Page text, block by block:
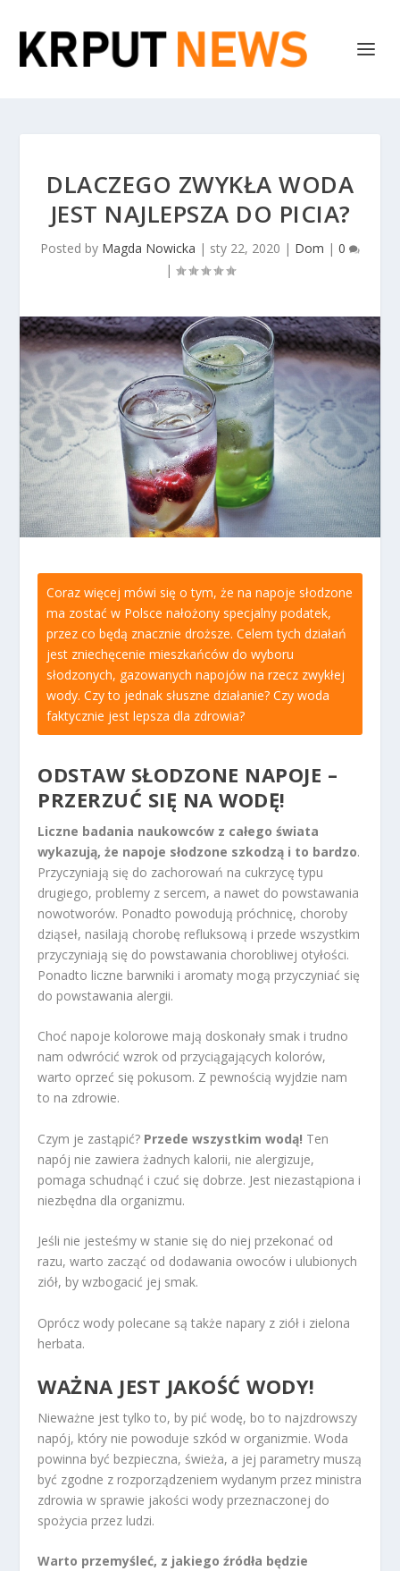
DLACZEGO ZWYKŁA WODA
JEST NAJLEPSZA DO PICIA?
Posted by Magda Nowicka | sty 22, 2020 | Dom | 0
|
Coraz więcej mówi się o tym, że na napoje słodzone
ma zostać w Polsce nałożony specjalny podatek,
przez co będą znacznie droższe. Celem tych działań
jest zniechęcenie mieszkańców do wyboru
słodzonych, gazowanych napojów na rzecz zwykłej
wody. Czy to jednak słuszne działanie? Czy woda
faktycznie jest lepsza dla zdrowia?
ODSTAW SŁODZONE NAPOJE –
PRZERZUĆ SIĘ NA WODĘ!
Liczne badania naukowców z całego świata
wykazują, że napoje słodzone szkodzą i to bardzo.
Przyczyniają się do zachorowań na cukrzycę typu
drugiego, problemy z sercem, a nawet do powstawania
nowotworów. Ponadto powodują próchnicę, choroby
dziąseł, nasilają chorobę refluksową i przede wszystkim
przyczyniają się do powstawania chorobliwej otyłości.
Ponadto liczne barwniki i aromaty mogą przyczyniać się
do powstawania alergii.
Choć napoje kolorowe mają doskonały smak i trudno
nam odwrócić wzrok od przyciągających kolorów,
warto oprzeć się pokusom. Z pewnością wyjdzie nam
to na zdrowie.
Czym je zastąpić? Przede wszystkim wodą! Ten
napój nie zawiera żadnych kalorii, nie alergizuje,
pomaga schudnąć i czuć się dobrze. Jest niezastąpiona i
niezbędna dla organizmu.
Jeśli nie jesteśmy w stanie się do niej przekonać od
razu, warto zacząć od dodawania owoców i ulubionych
ziół, by wzbogacić jej smak.
Oprócz wody polecane są także napary z ziół i zielona
herbata.
WAŻNA JEST JAKOŚĆ WODY!
Nieważne jest tylko to, by pić wodę, bo to najzdrowszy
napój, który nie powoduje szkód w organizmie. Woda
powinna być bezpieczna, świeża, a jej parametry muszą
być zgodne z rozporządzeniem wydanym przez ministra
zdrowia w sprawie jakości wody przeznaczonej do
spożycia przez ludzi.
Warto przemyśleć, z jakiego źródła będzie